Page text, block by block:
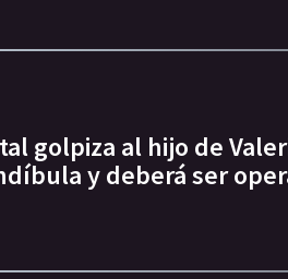
golpiza al hijo de
y deberá ser